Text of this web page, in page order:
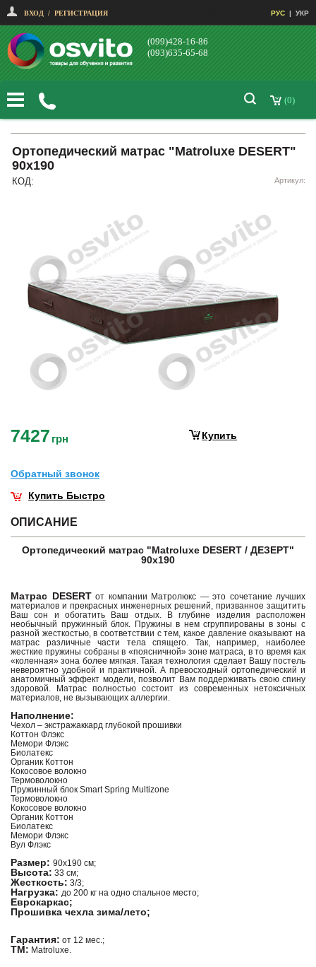
ВХОД / РЕГИСТРАЦИЯ РУС | УКР
(099)428-16-86
(093)635-65-68
(0)
Ортопедический матрас "Matroluxe DESERT"
90х190
КОД: Артикул:
7427 грн Купить
Обратный звонок
Купить Быстро
ОПИСАНИЕ
Ортопедический матрас "Matroluxe DESERT / ДЕЗЕРТ"
90х190
Матрас DESERTот компании Матролюкс — это сочетание лучших
материалов и прекрасных инженерных решений, призванное защитить
Ваш сон и обогатить Ваш отдых. В глубине изделия расположен
необычный пружинный блок. Пружины в нем сгруппированы в зоны с
разной жесткостью, в соответствии с тем, какое давление оказывают на
матрас различные части тела спящего. Так, например, наиболее
жесткие пружины собраны в «поясничной» зоне матраса, в то время как
«коленная» зона более мягкая. Такая технология сделает Вашу постель
невероятно удобной и практичной. А превосходный ортопедический и
анатомичный эффект модели, позволит Вам поддерживать свою спину
здоровой. Матрас полностью состоит из современных нетоксичных
материалов, не вызывающих аллергии.
Наполнение:
Чехол – экстражаккард глубокой прошивки
Коттон Флэкс
Мемори Флэкс
Биолатекс
Органик Коттон
Кокосовое волокно
Термоволокно
Пружинный блок Smart Spring Multizone
Термоволокно
Кокосовое волокно
Органик Коттон
Биолатекс
Мемори Флэкс
Вул Флэкс
Размер: 90х190 см;
Высота: 33 см;
Жесткость: 3/3;
Нагрузка: до 200 кг на одно спальное место;
Еврокаркас;
Прошивка чехла зима/лето;
Гарантия: от 12 мес.;
ТМ: Matroluxe.